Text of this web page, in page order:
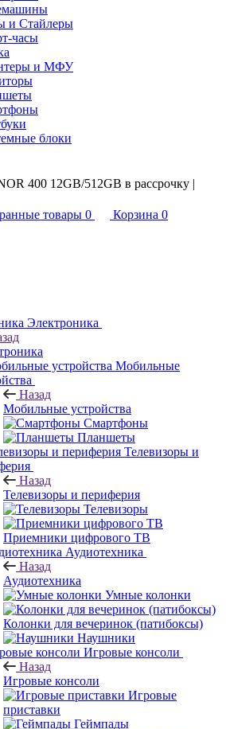
и Стайлеры
часы
и МФУ
блоки
400 12GB/512GB в рассрочку |
товары 0 Корзина 0
Электроника
Мобильные
Назад
Мобильные устройства
Смартфоны
Планшеты
Телевизоры и
Назад
Телевизоры и периферия
Телевизоры
Приемники цифрового ТВ
Аудиотехника
Назад
Аудиотехника
Умные колонки
Колонки для вечеринок (патибоксы)
Наушники
Игровые консоли
Назад
Игровые консоли
Игровые
приставки
Геймпады